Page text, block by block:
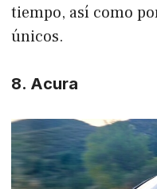
tiempo, así como
únicos.
8. Acura